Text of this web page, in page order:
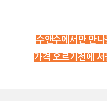
수앤수에서만 만
가격 오르기전에 서